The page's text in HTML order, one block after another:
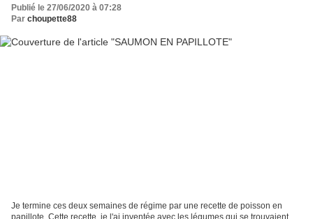
Publié le 27/06/2020 à 07:28
Par choupette88
Je termine ces deux semaines de régime par une recette de poisson en
papillote. Cette recette, je l'ai inventée avec les légumes qui se trouvaient